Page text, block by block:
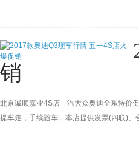
销
北京诚顺嘉业4S店一汽大众奥迪全系特价
提车走，手续随车，本店提供发票(四联)